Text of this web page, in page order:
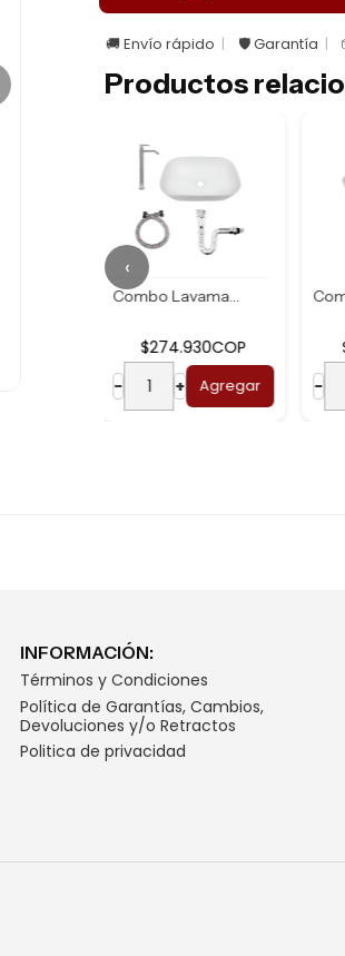
🚚 Envío rápido 🛡️ Garantía
Productos
$329.890COP
+ Agregar
‹
INFORMACIÓN:
Términos y Condiciones
Política de Garantías, Cambios,
Devoluciones y/o Retractos
Politica de privacidad